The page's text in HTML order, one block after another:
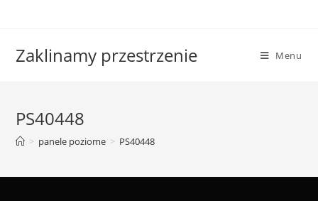
Zaklinamy przestrzenie Menu
PS40448
> panele poziome > PS40448